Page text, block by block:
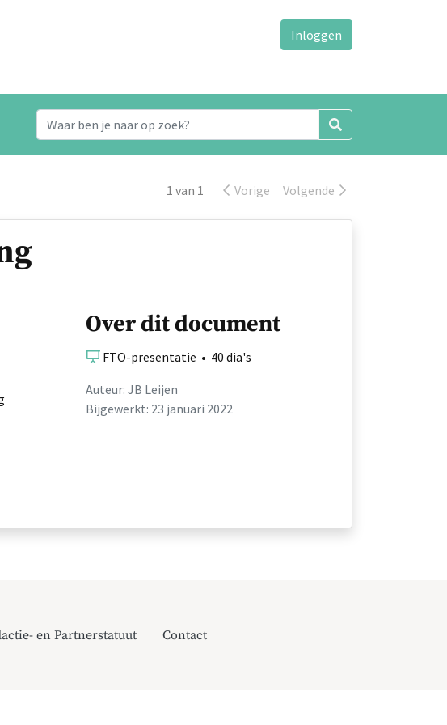
Inloggen
1 van 1 Vorige Volgende
Over dit document
FTO-presentatie • 40 dia's
Auteur: JB Leijen
Bijgewerkt: 23 januari 2022
en Partnerstatuut Contact